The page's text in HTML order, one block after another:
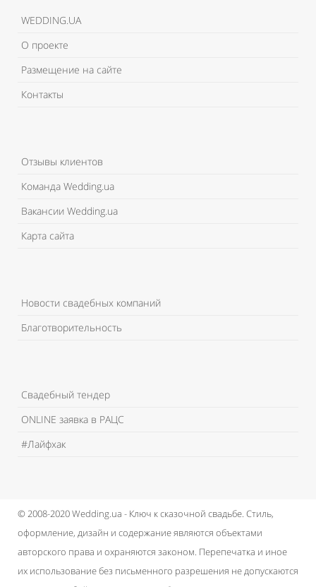
WEDDING.UA
О проекте
Размещение на сайте
Контакты
Отзывы клиентов
Команда Wedding.ua
Вакансии Wedding.ua
Карта сайта
Новости свадебных компаний
Благотворительность
Свадебный тендер
ONLINE заявка в РАЦС
#Лайфхак
© 2008-2020 Wedding.ua - Ключ к сказочной свадьбе. Стиль,
оформление, дизайн и содержание являются объектами
авторского права и охраняются законом. Перепечатка и иное
их использование без письменного разрешения не допускаются